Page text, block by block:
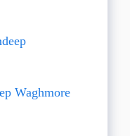
Waghmore